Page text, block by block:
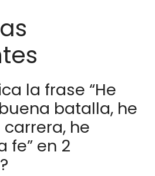
la frase “He
batalla, he
he
fe” en 2